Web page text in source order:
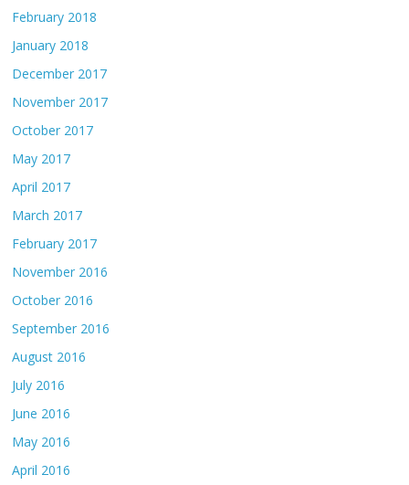
February 2018
January 2018
December 2017
November 2017
October 2017
May 2017
April 2017
March 2017
February 2017
November 2016
October 2016
September 2016
August 2016
July 2016
June 2016
May 2016
April 2016